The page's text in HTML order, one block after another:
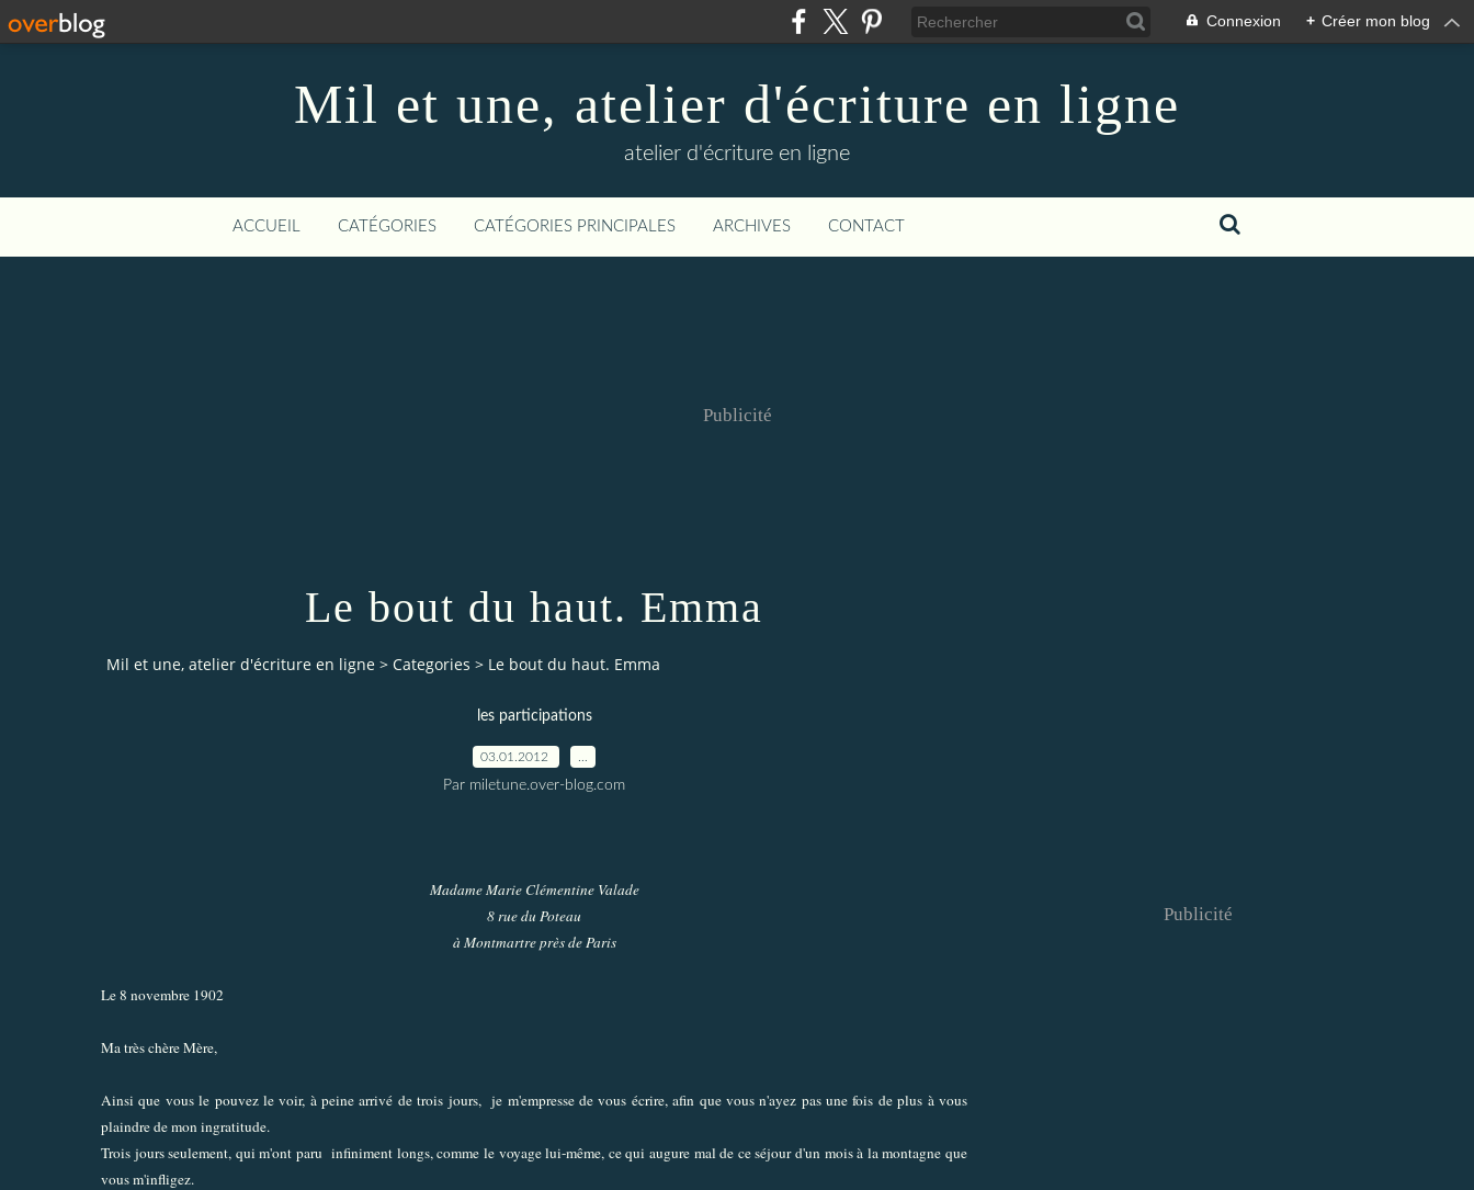
Connexion + Créer mon blog
Mil et une, atelier d'écriture en ligne
atelier d'écriture en ligne
ACCUEIL CATÉGORIES CATÉGORIES PRINCIPALES ARCHIVES CONTACT
Publicité
Le bout du haut. Emma
Mil et une, atelier d'écriture en ligne > Categories > Le bout du haut. Emma
les participations
03.01.2012
Par miletune.over-blog.com
Madame Marie Clémentine Valade
8 rue du Poteau
à Montmartre près de Paris
Le 8 novembre 1902
Ma très chère Mère,
Ainsi que vous le pouvez le voir, à peine arrivé de trois jours, je m'empresse de vous écrire, afin que vous n'ayez pas une fois de plus à vous
plaindre de mon ingratitude.
Trois jours seulement, qui m'ont paru infiniment longs, comme le voyage lui-même, ce qui augure mal de ce séjour d'un mois à la montagne que
vous m'infligez.
Publicité